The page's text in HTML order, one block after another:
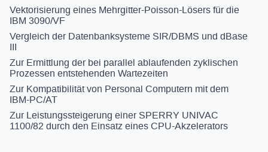
Vektorisierung eines Mehrgitter-Poisson-Lösers für die
IBM 3090/VF
Vergleich der Datenbanksysteme SIR/DBMS und dBase
III
Zur Ermittlung der bei parallel ablaufenden zyklischen
Prozessen entstehenden Wartezeiten
Zur Kompatibilität von Personal Computern mit dem
IBM-PC/AT
Zur Leistungssteigerung einer SPERRY UNIVAC
1100/82 durch den Einsatz eines CPU-Akzelerators